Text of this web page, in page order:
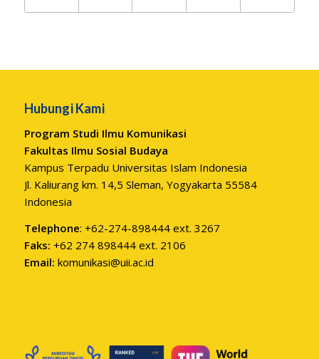
Hubungi Kami
Program Studi Ilmu Komunikasi
Fakultas Ilmu Sosial Budaya
Kampus Terpadu Universitas Islam Indonesia
Jl. Kaliurang km. 14,5 Sleman, Yogyakarta 55584
Indonesia
Telephone: +62-274-898444 ext. 3267
Faks: +62 274 898444 ext. 2106
Email: komunikasi@uii.ac.id